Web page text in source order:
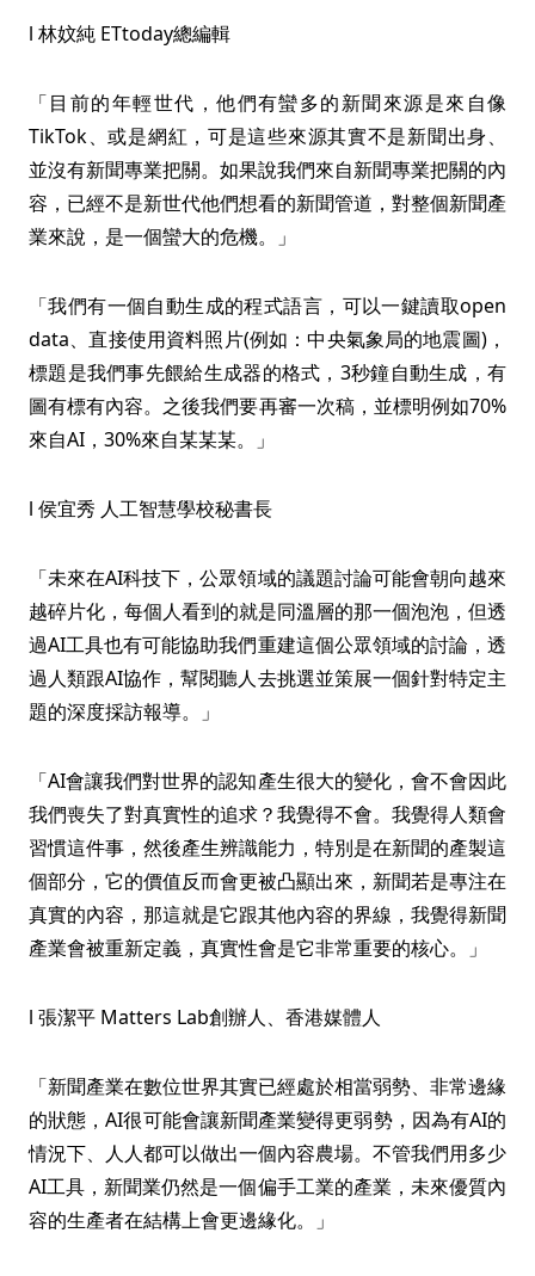
l 林妏純 ETtoday總編輯
「目前的年輕世代，他們有蠻多的新聞來源是來自像
TikTok、或是網紅，可是這些來源其實不是新聞出身、
並沒有新聞專業把關。如果說我們來自新聞專業把關的內
容，已經不是新世代他們想看的新聞管道，對整個新聞產
業來說，是一個蠻大的危機。」
「我們有一個自動生成的程式語言，可以一鍵讀取open
data、直接使用資料照片(例如：中央氣象局的地震圖)，
標題是我們事先餵給生成器的格式，3秒鐘自動生成，有
圖有標有內容。之後我們要再審一次稿，並標明例如70%
來自AI，30%來自某某某。」
l 侯宜秀 人工智慧學校秘書長
「未來在AI科技下，公眾領域的議題討論可能會朝向越來
越碎片化，每個人看到的就是同溫層的那一個泡泡，但透
過AI工具也有可能協助我們重建這個公眾領域的討論，透
過人類跟AI協作，幫閱聽人去挑選並策展一個針對特定主
題的深度採訪報導。」
「AI會讓我們對世界的認知產生很大的變化，會不會因此
我們喪失了對真實性的追求？我覺得不會。我覺得人類會
習慣這件事，然後產生辨識能力，特別是在新聞的產製這
個部分，它的價值反而會更被凸顯出來，新聞若是專注在
真實的內容，那這就是它跟其他內容的界線，我覺得新聞
產業會被重新定義，真實性會是它非常重要的核心。」
l 張潔平 Matters Lab創辦人、香港媒體人
「新聞產業在數位世界其實已經處於相當弱勢、非常邊緣
的狀態，AI很可能會讓新聞產業變得更弱勢，因為有AI的
情況下、人人都可以做出一個內容農場。不管我們用多少
AI工具，新聞業仍然是一個偏手工業的產業，未來優質內
容的生產者在結構上會更邊緣化。」